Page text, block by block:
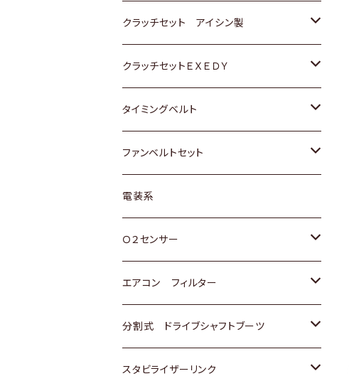
スバル
スバル
ダイハツ
マツダ
三菱
スバル
日野
ＷＡＧＥＮ
アストロ（シボレー）
クライスラー
ＶＯＬＶＯ
スズキ
日産
ダイハツ
マツダ
三菱
スバル
ダイハツ
日産
ホンダ
マツダ
トヨタ
クラッチセット アイシン製
ホンダ
スズキ
ダイハツ
マツダ
三菱
スバル
クラッチセットＥＸＥＤＹ
ホンダ
スズキ
日産
ダイハツ
マツダ
三菱
スバル
タイミングベルト
トヨタ
スズキ
ダイハツ
三菱
スバル
ファンベルトセット
トヨタ
ホンダ
スズキ
日産
いすゞ
電装系
Ｏ２センサー
トヨタ
ホンダ
スズキ
エアコン フィルター
トヨタ
ホンダ
分割式 ドライブシャフトブーツ
トヨタ
スタビライザーリンク